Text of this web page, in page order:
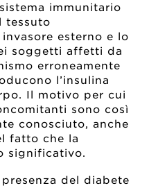
immunitario
tessuto
esterno e lo
soggetti affetti da
erroneamente
l’insulina
Il motivo per cui
sono così
conosciuto, anche
fatto che la
significativo.
del diabete